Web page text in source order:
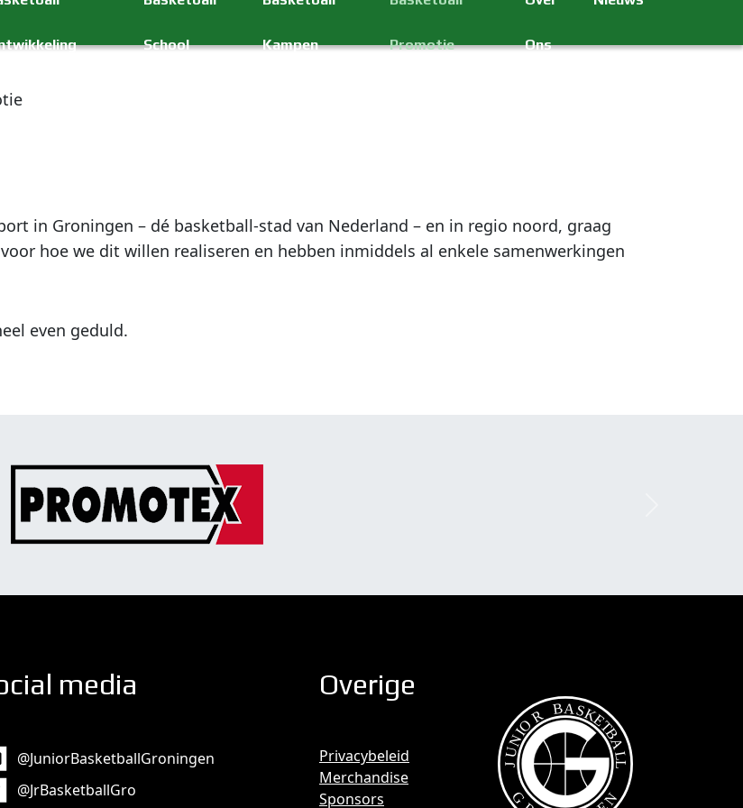
School Kampen Promotie Ons
in Groningen – dé basketball-stad van Nederland – en in regio noord, graag
hoe we dit willen realiseren en hebben inmiddels al enkele samenwerkingen
even geduld.
media
@JuniorBasketballGroningen
@JrBasketballGro
Overige
Privacybeleid
Merchandise
Sponsors